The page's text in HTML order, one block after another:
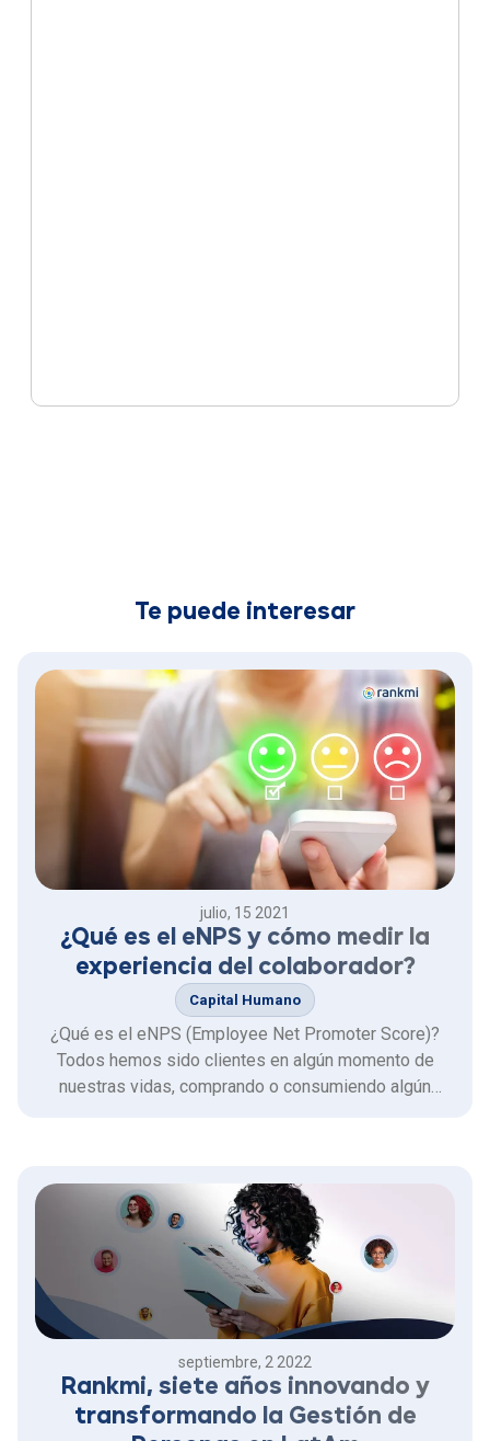
Te puede interesar
julio, 15 2021
¿Qué es el eNPS y cómo medir la
experiencia del colaborador?
Capital Humano
¿Qué es el eNPS (Employee Net Promoter Score)?
Todos hemos sido clientes en algún momento de
nuestras vidas, comprando o consumiendo algún
compra de algún producto o …
septiembre, 2 2022
Rankmi, siete años innovando y
transformando la Gestión de